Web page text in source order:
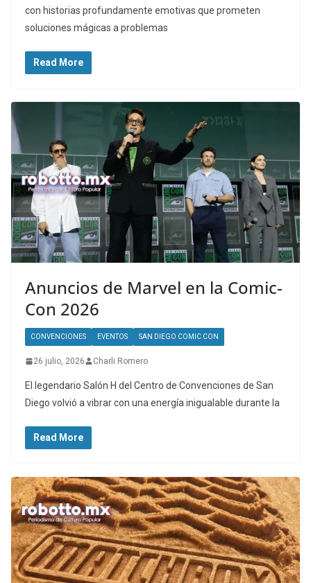
con historias profundamente emotivas que prometen
soluciones mágicas a problemas
Read More
Anuncios de Marvel en la Comic-
Con 2026
CONVENCIONES EVENTOS SAN DIEGO COMIC CON
26 julio, 2026 Charli Romero
El legendario Salón H del Centro de Convenciones de San
Diego volvió a vibrar con una energía inigualable durante la
Read More